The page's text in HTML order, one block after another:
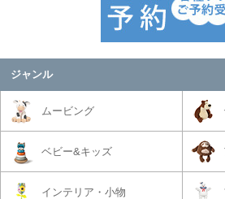
ジャンル
ムービング
ベビー&キッズ
インテリア・小物